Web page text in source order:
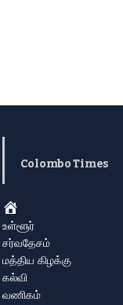
Colombo Times
உள்ளூர்
சர்வதேசம்
மத்திய கிழக்கு
கல்வி
வணிகம்